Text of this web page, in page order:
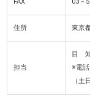
住所 東京
担当
目
※電
（土